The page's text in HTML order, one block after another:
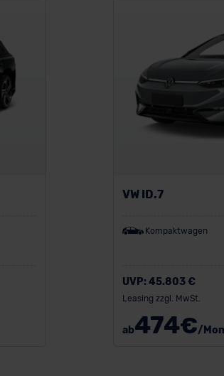
VW ID.7
Kompaktwagen
UVP:45.803 €
Leasing zzgl. MwSt.
ab474€/